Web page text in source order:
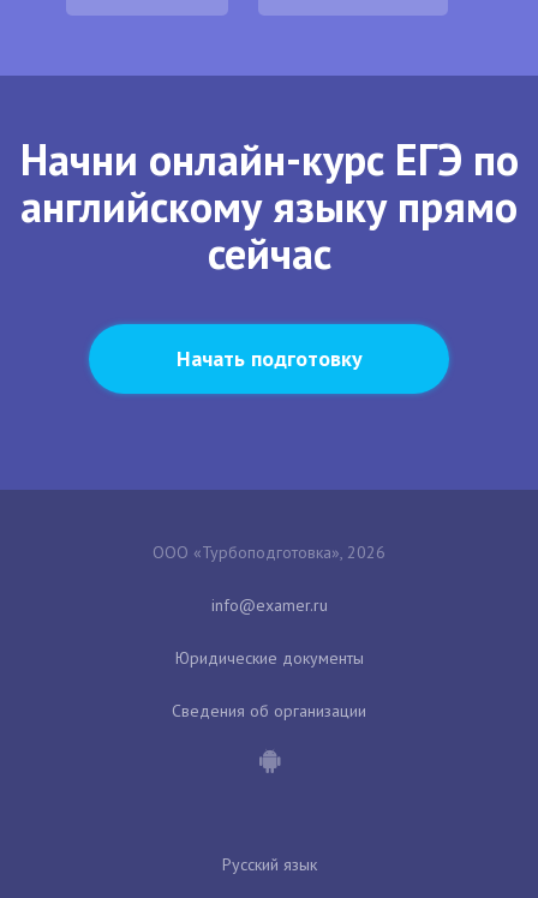
Начни онлайн-курс ЕГЭ по
английскому языку прямо
сейчас
Начать подготовку
ООО «Турбоподготовка», 2026
Юридические документы
Сведения об организации
Русский язык